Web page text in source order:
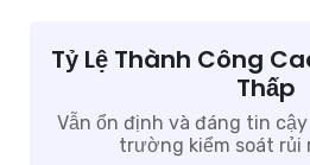
Tỷ Lệ Thành Công
Thấp
Vẫn ổn định và đáng tin
trường kiểm soát rủi